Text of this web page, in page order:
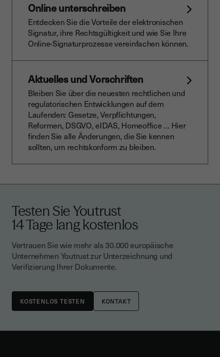
Online unterschreiben
Entdecken Sie die Vorteile der elektronischen
Signatur, ihre Rechtsgültigkeit und wie Sie Ihre
Online-Signaturprozesse vereinfachen können.
Aktuelles und Vorschriften
Bleiben Sie über die neuesten rechtlichen und
regulatorischen Entwicklungen auf dem
Laufenden: Gesetze, Verpflichtungen,
Reformen, DSGVO, eIDAS, Homeoffice … Hier
finden Sie alle Änderungen, die Sie kennen
sollten, um rechtskonform zu bleiben.
Testen Sie Youtrust
14 Tage lang kostenlos
Vertrauen Sie wie mehr als 30.000 europäische
Unternehmen Youtrust zur Unterzeichnung und
Verifizierung Ihrer Dokumente.
KONTAKT